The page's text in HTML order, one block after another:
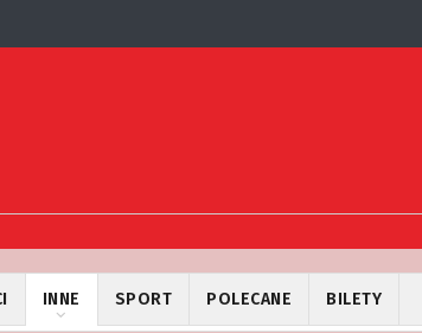
INNE SPORT POLECANE BILETY